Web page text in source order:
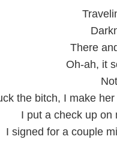
There
Oh-ah, it
the bitch, I make
I put a check up on
I signed for a couple